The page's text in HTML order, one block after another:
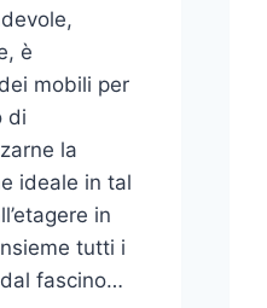
è
mobili per
di
la
ideale in tal
in
tutti i
fascino…